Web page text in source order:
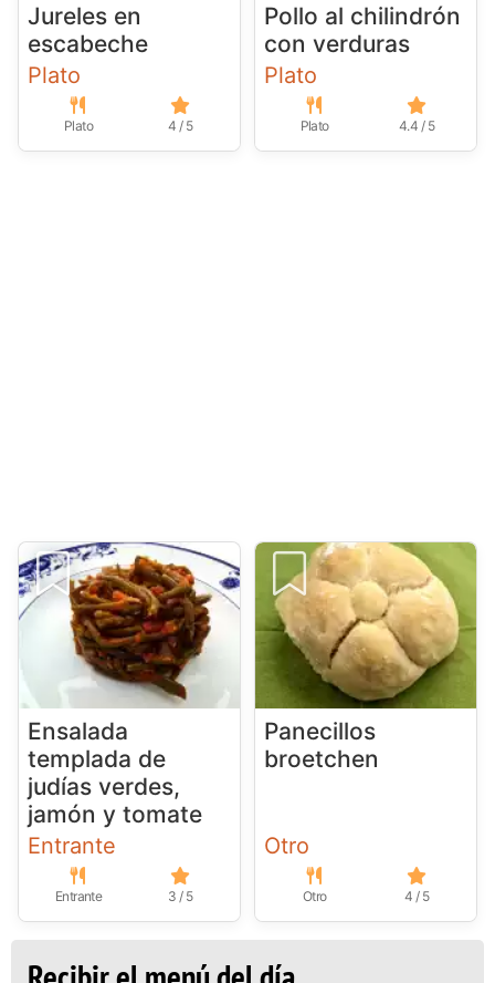
Jureles en
escabeche
Plato
Plato 4 / 5
Pollo al chilindrón
con verduras
Plato
Plato 4.4 / 5
Ensalada
templada de
judías verdes,
jamón y tomate
Entrante
Entrante 3 / 5
Panecillos
broetchen
Otro
Otro 4 / 5